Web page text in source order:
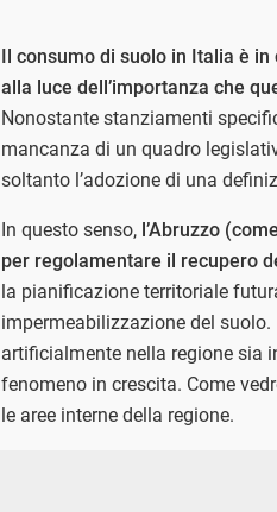
Il consumo di suolo in Italia è
alla luce dell’importanza che
Nonostante stanziamenti
mancanza di un quadro
soltanto l’adozione di una
In questo senso, l’Abruzzo
per regolamentare il recupero
la pianificazione territoriale
impermeabilizzazione del suolo.
artificialmente nella regione sia
fenomeno in crescita. Come
le aree interne della regione.